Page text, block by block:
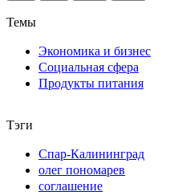
Темы
Экономика и бизнес
Социальная сфера
Продукты питания
Тэги
Спар-Калининград
олег пономарев
соглашение